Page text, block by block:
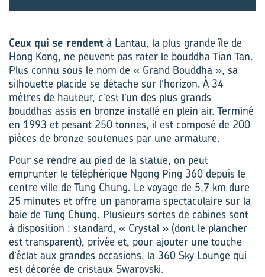
Ceux qui se rendent à Lantau, la plus grande île de
Hong Kong, ne peuvent pas rater le bouddha Tian Tan.
Plus connu sous le nom de « Grand Bouddha », sa
silhouette placide se détache sur l’horizon. À 34
mètres de hauteur, c’est l’un des plus grands
bouddhas assis en bronze installé en plein air. Terminé
en 1993 et pesant 250 tonnes, il est composé de 200
pièces de bronze soutenues par une armature.
Pour se rendre au pied de la statue, on peut
emprunter le téléphérique Ngong Ping 360 depuis le
centre ville de Tung Chung. Le voyage de 5,7 km dure
25 minutes et offre un panorama spectaculaire sur la
baie de Tung Chung. Plusieurs sortes de cabines sont
à disposition : standard, « Crystal » (dont le plancher
est transparent), privée et, pour ajouter une touche
d’éclat aux grandes occasions, la 360 Sky Lounge qui
est décorée de cristaux Swarovski.